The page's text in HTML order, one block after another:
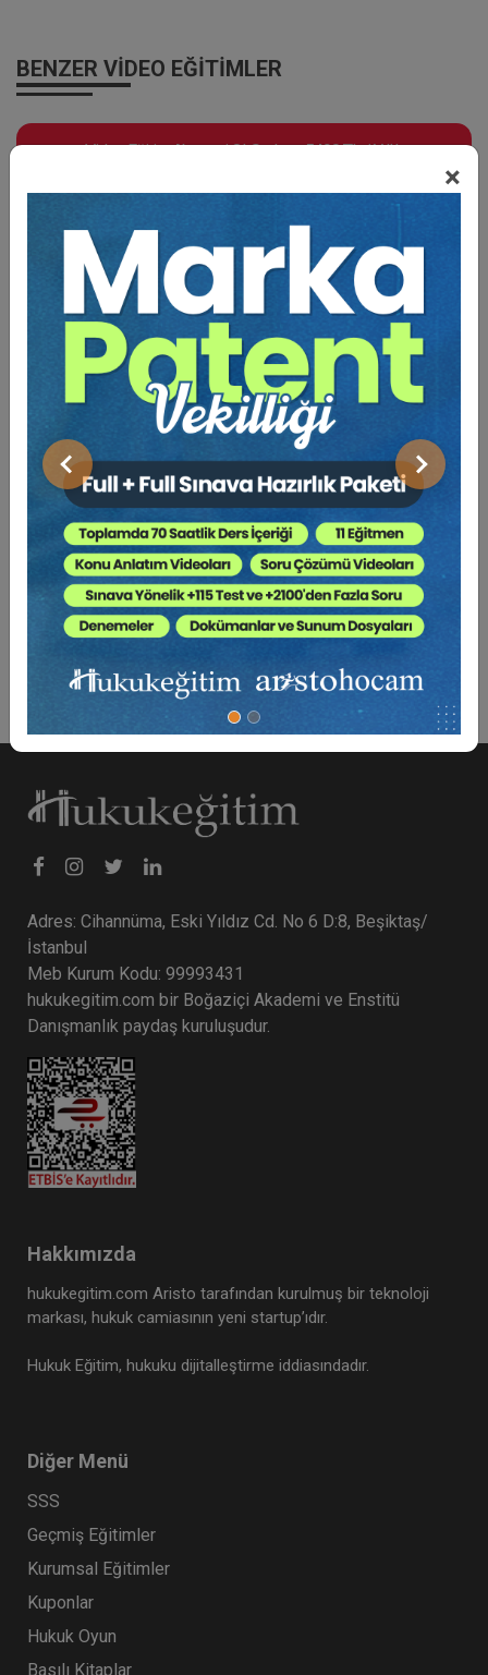
×
Önceki Sonraki
BENZER VIDEO EĞITIMLER
Video Eğitim Abonesi Ol: Sadece 5490 TL / Yıllık
Av. Yankı BÜYÜKSEZER
Kira Mevzuatından Kaynaklanan Nitelikli
Hesaplamalar Eğitimi (Av. Yankı
BÜYÜKSEZER'den - 5 Video)
6000 TL Sepete Ekle
Adres: Cihannüma, Eski Yıldız Cd. No 6 D:8, Beşiktaş/
İstanbul
Meb Kurum Kodu: 99993431
hukukegitim.com bir Boğaziçi Akademi ve Enstitü
Danışmanlık paydaş kuruluşudur.
Hakkımızda
hukukegitim.com Aristo tarafından kurulmuş bir teknoloji
markası, hukuk camiasının yeni startup’ıdır.
Hukuk Eğitim, hukuku dijitalleştirme iddiasındadır.
Diğer Menü
SSS
Geçmiş Eğitimler
Kurumsal Eğitimler
Kuponlar
Hukuk Oyun
Basılı Kitaplar